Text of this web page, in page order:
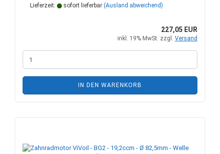
Lieferzeit: sofort lieferbar (Ausland abweichend)
227,05 EUR
inkl. 19% MwSt. zzgl. Versand
IN DEN WARENKORB